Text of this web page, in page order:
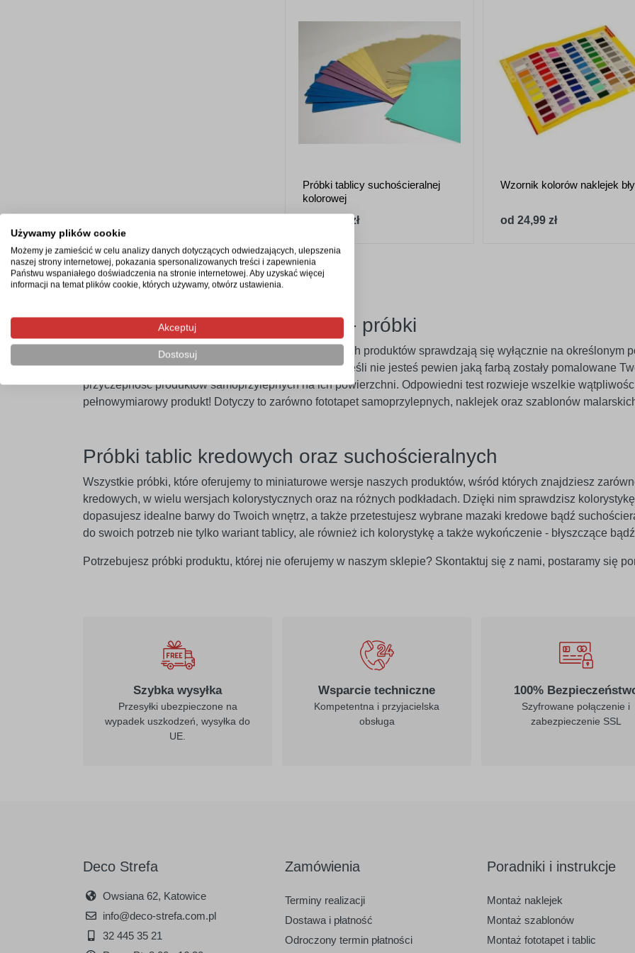
Próbki tablicy suchościeralnej
kolorowej
od 12,36 zł
Wzornik kolorów naklejek
od 24,99 zł
Fototapety, szablony, naklejki - próbki
Niektóre z proponowanych przez nas samoprzylepnych produktów sprawdzają się wyłącznie na określonym
pomalowanych farbą z zawartością lateksu. Dlatego jeśli nie jesteś pewien jaką farbą zostały pomalowane
przyczepność produktów samoprzylepnych na ich powierzchni. Odpowiedni test rozwieje wszelkie
pełnowymiarowy produkt! Dotyczy to zarówno fototapet samoprzylepnych, naklejek oraz szablonów
Próbki tablic kredowych oraz suchościeralnych
Wszystkie próbki, które oferujemy to miniaturowe wersje naszych produktów, wśród których znajdziesz
kredowych, w wielu wersjach kolorystycznych oraz na różnych podkładach. Dzięki nim sprawdzisz
dopasujesz idealne barwy do Twoich wnętrz, a także przetestujesz wybrane mazaki kredowe bądź
do swoich potrzeb nie tylko wariant tablicy, ale również ich kolorystykę a także wykończenie - błyszczące
Potrzebujesz próbki produktu, której nie oferujemy w naszym sklepie? Skontaktuj się z nami, postaramy się
Szybka wysyłka
Przesyłki ubezpieczone na
wypadek uszkodzeń, wysyłka do
UE.
Wsparcie techniczne
Kompetentna i przyjacielska
obsługa
100%
Szyfrowane połączenie i
zabezpieczenie SSL
Deco Strefa
Owsiana 62, Katowice
info@deco-strefa.com.pl
32 445 35 21
Zamówienia
Terminy realizacji
Dostawa i płatność
Odroczony termin płatności
Poradniki i instrukcje
Montaż naklejek
Montaż szablonów
Montaż fototapet i tablic
Używamy plików cookie
Możemy je zamieścić w celu analizy danych dotyczących odwiedzających, ulepszenia
naszej strony internetowej, pokazania spersonalizowanych treści i zapewnienia
Państwu wspaniałego doświadczenia na stronie internetowej. Aby uzyskać więcej
informacji na temat plików cookie, których używamy, otwórz ustawienia.
Akceptuj
Dostosuj